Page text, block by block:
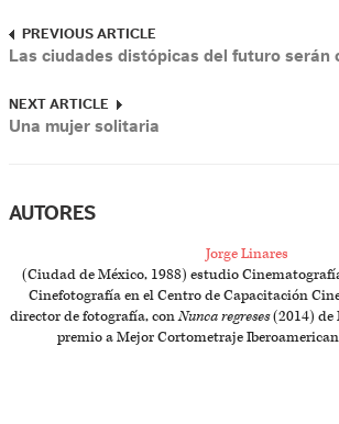
PREVIOUS ARTICLE
Las ciudades distópicas del futuro serán
NEXT ARTICLE
Una mujer solitaria
AUTORES
Jorge Linares
(Ciudad de México, 1988) estudio
Cinefotografía en el Centro de Capacitación
director de fotografía, conNunca regreses(2014) de
premio a Mejor Cortometraje